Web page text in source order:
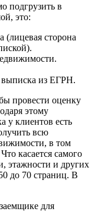
подгрузить в
это:
(лицевая сторона
выписка из ЕГРН.
провести оценку
этому
у клиентов есть
всю
в том
касается самого
этажности и других
до 70 страниц. В
для